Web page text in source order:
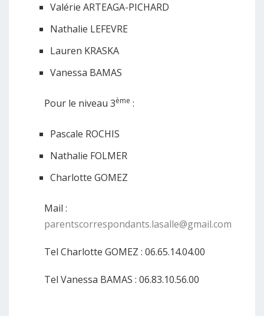
Valérie ARTEAGA-PICHARD
Nathalie LEFEVRE
Lauren KRASKA
Vanessa BAMAS
Pour le niveau 3ème :
Pascale ROCHIS
Nathalie FOLMER
Charlotte GOMEZ
Mail :
parentscorrespondants.lasalle@gmail.com
Tel Charlotte GOMEZ : 06.65.14.04.00
Tel Vanessa BAMAS : 06.83.10.56.00